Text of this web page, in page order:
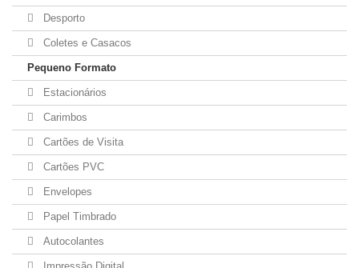
Desporto
Coletes e Casacos
Pequeno Formato
Estacionários
Carimbos
Cartões de Visita
Cartões PVC
Envelopes
Papel Timbrado
Autocolantes